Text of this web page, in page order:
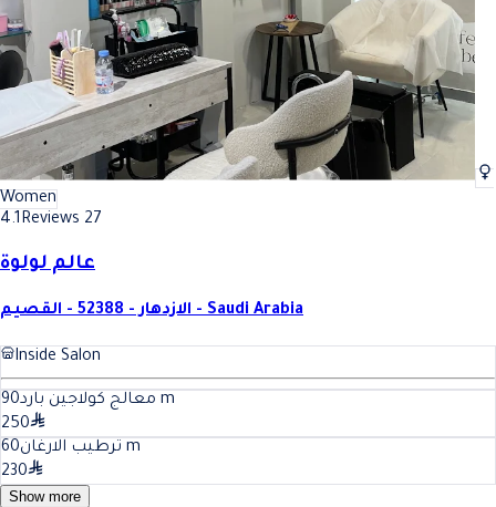
Women
4.1Reviews 27
عالم لولوة
الازدهار - 52388 - القصيم - Saudi Arabia
Inside Salon
معالج كولاجين بارد90
m
250
ترطيب الارغان60
m
230
Show more